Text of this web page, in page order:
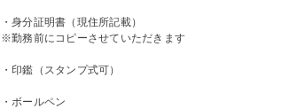
・身分証明書（現住所記載）
※勤務前にコピーさせていただきます
・印鑑（スタンプ式可）
・ボールペン